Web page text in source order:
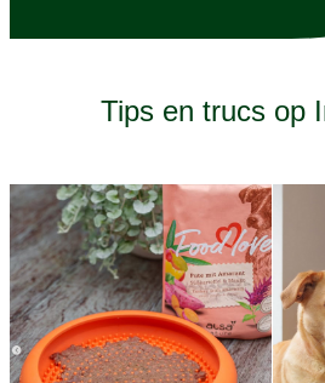
Tips en trucs op